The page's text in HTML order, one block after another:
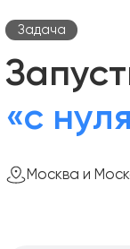
Задача
«с
Москва и